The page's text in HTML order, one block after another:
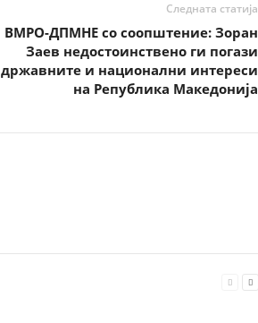
Следната статија
ВМРО-ДПМНЕ со соопштение: Зоран
Заев недостоинствено ги погази
државните и национални интереси
на Република Македонија